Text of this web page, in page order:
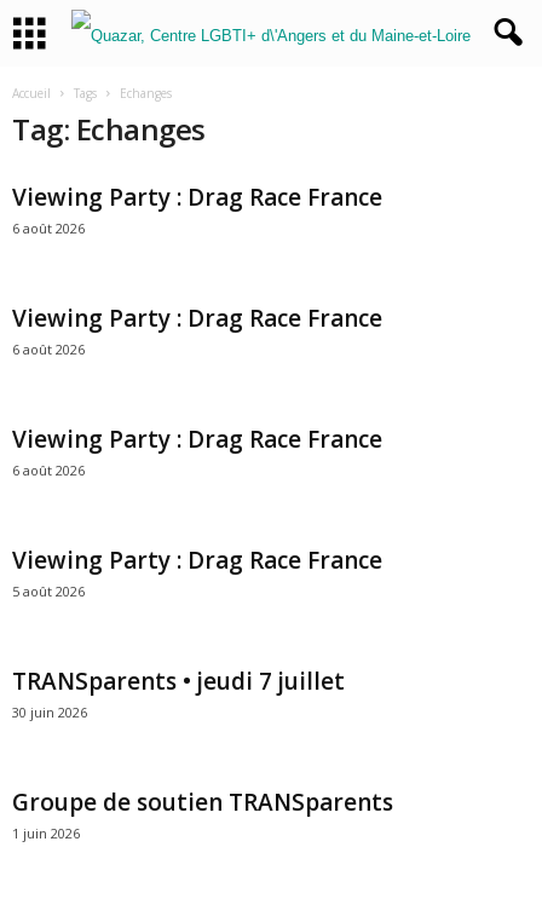
Accueil Tags Echanges
Tag: Echanges
Viewing Party : Drag Race France
6 août 2026
Viewing Party : Drag Race France
6 août 2026
Viewing Party : Drag Race France
6 août 2026
Viewing Party : Drag Race France
5 août 2026
TRANSparents • jeudi 7 juillet
30 juin 2026
Groupe de soutien TRANSparents
1 juin 2026